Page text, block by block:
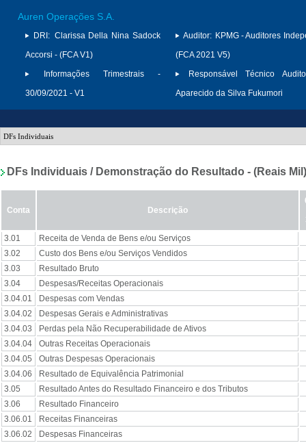
Auren Operações S.A.
DRI: Clarissa Della Nina Sadock
Accorsi - (FCA V1)
Informações Trimestrais -
30/09/2021 - V1
Auditor: KPMG - Auditores
(FCA 2021 V5)
Responsável Técnico
Aparecido da Silva Fukumori